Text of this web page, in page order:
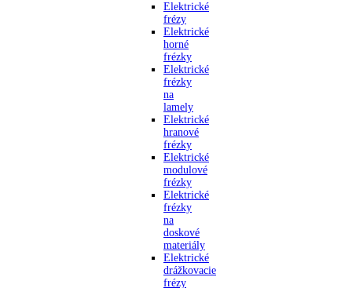
Elektrické
frézy
Elektrické
horné
frézky
Elektrické
frézky
na
lamely
Elektrické
hranové
frézky
Elektrické
modulové
frézky
Elektrické
frézky
na
doskové
materiály
Elektrické
drážkovacie
frézy